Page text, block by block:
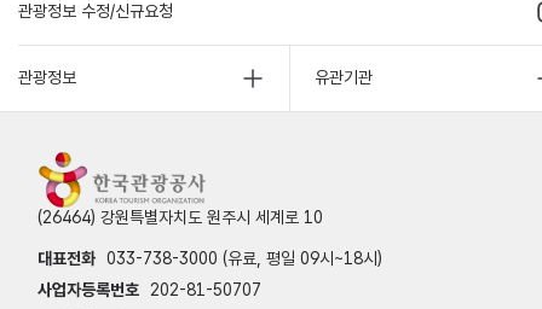
관광정보 수정/신규요청
관광정보 유관기관
(26464) 강원특별자치도 원주시 세계로 10
대표전화 033-738-3000 (유료, 평일 09시~18시)
사업자등록번호
202-81-50707